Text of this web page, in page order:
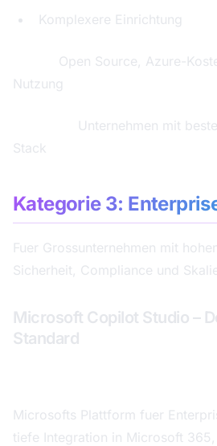
Komplexere Einrichtung
Open Source, Azure-
Nutzung
Unternehmen mit
Stack
Kategorie 3:
Fuer Grossunternehmen mit
Sicherheit, Compliance und
Microsoft Copilot Studio –
Standard
Microsofts Plattform fuer
tiefe Integration in Microsoft